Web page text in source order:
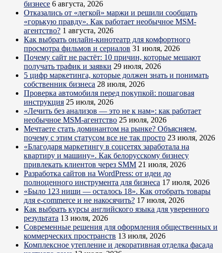
бизнесе 6 августа, 2026
Отказались от «легкой» маржи и решили сообщать
«горькую правду». Как работает необычное MSM-
агентство? 1 августа, 2026
Как выбрать онлайн-кинотеатр для комфортного
просмотра фильмов и сериалов 31 июля, 2026
Почему сайт не растёт: 10 причин, которые мешают
получать трафик и заявки 29 июля, 2026
5 цифр маркетинга, которые должен знать и понимать
собственник бизнеса 28 июля, 2026
Проверка автомобиля перед покупкой: пошаговая
инструкция 25 июля, 2026
«Лечить без анализов — это не к нам»: как работает
необычное MSM-агентство 25 июля, 2026
Мечтаете стать доминантом на рынке? Объясняем,
почему с этим статусом все не так просто 23 июля, 2026
«Благодаря маркетингу в соцсетях заработала на
квартиру и машину». Как белорусскому бизнесу
привлекать клиентов через SMM 21 июля, 2026
Разработка сайтов на WordPress: от идеи до
полноценного инструмента для бизнеса 17 июля, 2026
«Было 123 ниши — осталось 18». Как отобрать товары
для e-commerce и не накосячить? 17 июля, 2026
Как выбрать курсы английского языка для уверенного
результата 13 июля, 2026
Современные решения для оформления общественных и
коммерческих пространств 13 июля, 2026
Комплексное утепление и декоративная отделка фасада